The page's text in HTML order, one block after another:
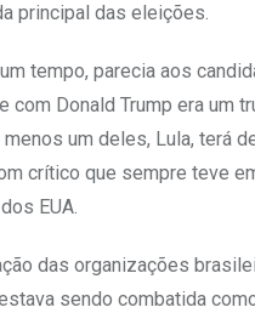
principal das eleições.
tempo, parecia aos
com Donald Trump era um
menos um deles, Lula, terá
crítico que sempre teve
EUA.
das organizações
sendo combatida